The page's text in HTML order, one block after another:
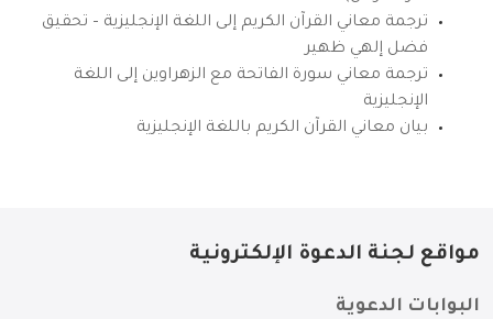
ترجمة معاني القرآن الكريم إلى اللغة الإنجليزية – تحقيق
فضل إلهي ظهير
ترجمة معاني سورة الفاتحة مع الزهراوين إلى اللغة
الإنجليزية
بيان معاني القرآن الكريم باللغة الإنجليزية
مواقع لجنة الدعوة الإلكترونية
البوابات الدعوية